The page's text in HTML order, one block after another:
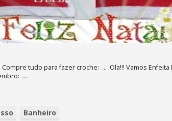
tudo para fazer croche: ... Ola!!! Vamos Enfeita
...
Banheiro